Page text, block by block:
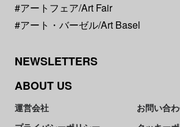
#アートフェア/Art Fair
#アート・バーゼル/Art Basel
NEWSLETTERS
ABOUT US
運営会社
お問い合